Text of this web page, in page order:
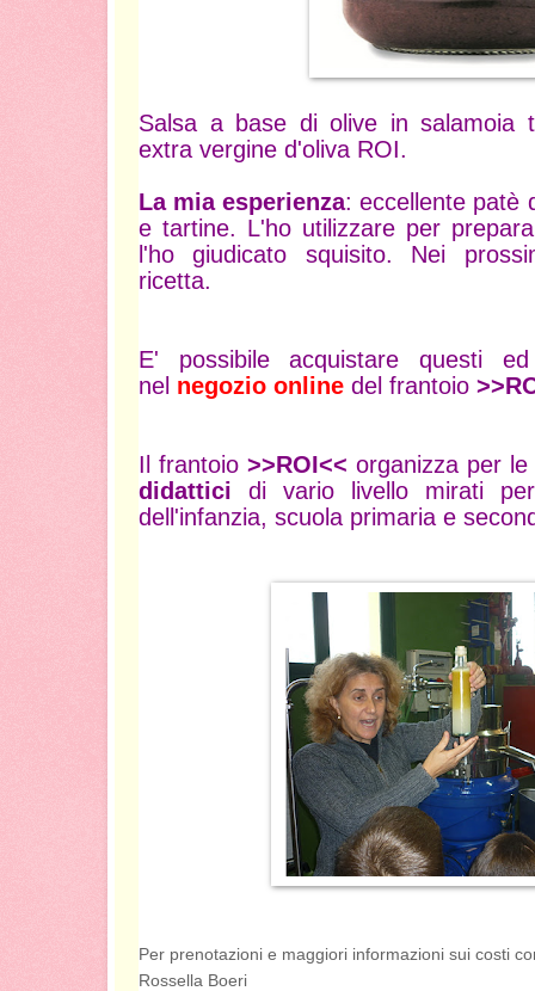
Salsa a base di olive in salamoia
extra vergine d'oliva ROI.
La mia esperienza: eccellente patè
e tartine. L'ho utilizzare per
l'ho giudicato squisito. Nei
ricetta.
E' possibile acquistare questi
nel negozio online del frantoio
Il frantoio >>ROI<< organizza per
didattici di vario livello mirati
dell'infanzia, scuola primaria e
Per prenotazioni e maggiori informazioni sui costi
Rossella Boeri